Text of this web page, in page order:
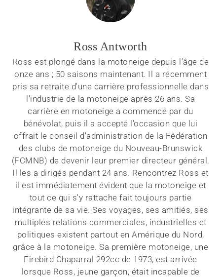
Ross Antworth
Ross est plongé dans la motoneige depuis l'âge de
onze ans ; 50 saisons maintenant. Il a récemment
pris sa retraite d'une carrière professionnelle dans
l'industrie de la motoneige après 26 ans. Sa
carrière en motoneige a commencé par du
bénévolat, puis il a accepté l'occasion que lui
offrait le conseil d'administration de la Fédération
des clubs de motoneige du Nouveau-Brunswick
(FCMNB) de devenir leur premier directeur général.
Il les a dirigés pendant 24 ans. Rencontrez Ross et
il est immédiatement évident que la motoneige et
tout ce qui s'y rattache fait toujours partie
intégrante de sa vie. Ses voyages, ses amitiés, ses
multiples relations commerciales, industrielles et
politiques existent partout en Amérique du Nord,
grâce à la motoneige. Sa première motoneige, une
Firebird Chaparral 292cc de 1973, est arrivée
lorsque Ross, jeune garçon, était incapable de